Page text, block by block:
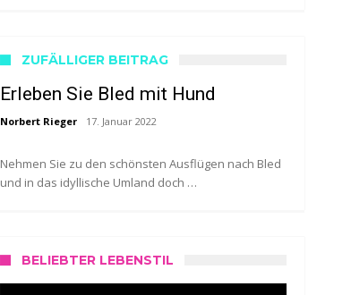
ZUFÄLLIGER BEITRAG
Erleben Sie Bled mit Hund
Norbert Rieger 17. Januar 2022
Nehmen Sie zu den schönsten Ausflügen nach Bled
und in das idyllische Umland doch …
BELIEBTER LEBENSTIL